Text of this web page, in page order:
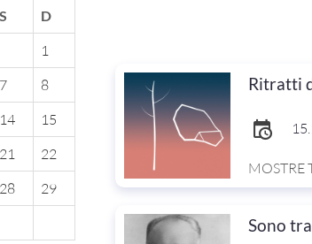
S D
1
7
8
14
15
21
22
28
29
Ritratti
MOSTRE
Sono